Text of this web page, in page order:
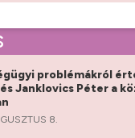
problémákról
Janklovics Péter a
8.